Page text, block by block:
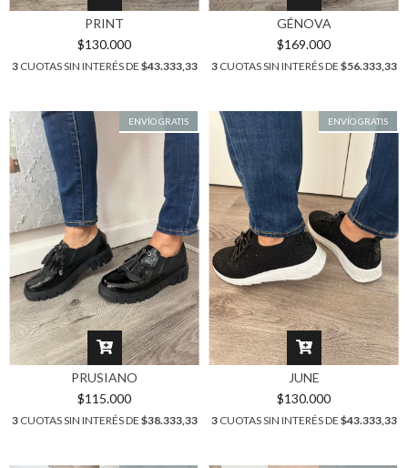
PRINT
$130.000
3CUOTAS SIN INTERÉS DE $43.333,33
GÉNOVA
$169.000
3CUOTAS SIN INTERÉS DE $56.333,33
ENVÍO GRATIS
PRUSIANO
$115.000
3CUOTAS SIN INTERÉS DE $38.333,33
ENVÍO GRATIS
JUNE
$130.000
3CUOTAS SIN INTERÉS DE $43.333,33